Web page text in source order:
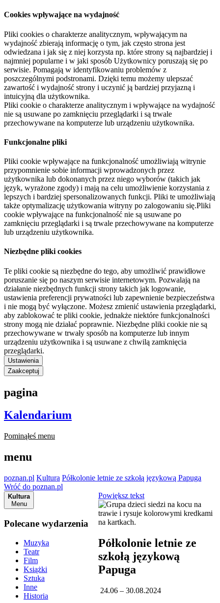
Cookies wpływające na wydajność
Pliki cookies o charakterze analitycznym, wpływającym na
wydajność zbierają informację o tym, jak często strona jest
odwiedzana i jak się z niej korzysta np. które strony są najbardziej i
najmniej popularne i w jaki sposób Użytkownicy poruszają się po
serwisie. Pomagają w identyfikowaniu problemów z
poszczególnymi podstronami. Dzięki temu możemy ulepszać
zawartość i wydajność strony i uczynić ją bardziej przyjazną i
intuicyjną dla użytkownika.
Pliki cookie o charakterze analitycznym i wpływające na wydajność
nie są usuwane po zamknięciu przeglądarki i są trwale
przechowywane na komputerze lub urządzeniu użytkownika.
Funkcjonalne pliki
Pliki cookie wpływające na funkcjonalność umożliwiają witrynie
przypomnienie sobie informacji wprowadzonych przez
użytkownika lub dokonanych przez niego wyborów (takich jak
język, wyrażone zgody) i mają na celu umożliwienie korzystania z
lepszych i bardziej spersonalizowanych funkcji. Pliki te umożliwiają
także optymalizację użytkowania witryny po zalogowaniu się.Pliki
cookie wpływające na funkcjonalność nie są usuwane po
zamknięciu przeglądarki i są trwale przechowywane na komputerze
lub urządzeniu użytkownika.
Niezbędne pliki cookies
Te pliki cookie są niezbędne do tego, aby umożliwić prawidłowe
poruszanie się po naszym serwisie internetowym. Pozwalają na
działanie niezbędnych funkcji strony takich jak logowanie,
ustawienia preferencji prywatności lub zapewnienie bezpieczeństwa
i nie mogą być wyłączone. Możesz zmienić ustawienia przeglądarki,
aby zablokować te pliki cookie, jednakże niektóre funkcjonalności
strony mogą nie działać poprawnie. Niezbędne pliki cookie nie są
przechowywane w trwały sposób na komputerze lub innym
urządzeniu użytkownika i są usuwane z chwilą zamknięcia
przeglądarki.
Ustawienia
Zaakceptuj
pagina
Kalendarium
Pominąłeś menu
menu
poznan.pl Kultura Półkolonie letnie ze szkołą językową Papuga
Wróć do poznan.pl
Kultura
Menu
Polecane wydarzenia
Muzyka
Teatr
Film
Książki
Sztuka
Inne
Historia
Powiększ tekst
Półkolonie letnie ze
szkołą językową
Papuga
24.06 – 30.08.2024